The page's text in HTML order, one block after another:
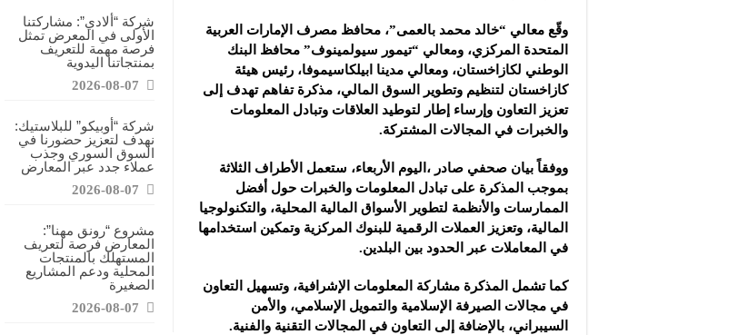
موقع “نيوز بيردز”: مشاركتنا في المعرض تهدف إلى الترويج للموقع وتعزيز حضوره الإعلامي
شركة “قمم الجودة للمعدات الصناعية”: شاركنا بالمعرض لدعم مرحلة إعادة الإعمار في سوريا
شركة “ألادي”: مشاركتنا
الأولى في المعرض تمثل
فرصة مهمة للتعريف
بمنتجاتنا اليدوية
2026-08-07
شركة “أوبيكو” للبلاستيك:
نهدف لتعزيز حضورنا في
السوق السوري وجذب
عملاء جدد عبر المعارض
2026-08-07
مشروع “رونق مهنا”:
المعارض فرصة لتعريف
المستهلك بالمنتجات
المحلية ودعم المشاريع
الصغيرة
2026-08-07
وقّع معالي “خالد محمد بالعمى”، محافظ مصرف الإمارات العربية
المتحدة المركزي، ومعالي “تيمور سيولمينوف” محافظ البنك
الوطني لكازاخستان، ومعالي مدينا ابيلكاسيموفا، رئيس هيئة
كازاخستان لتنظيم وتطوير السوق المالي، مذكرة تفاهم تهدف إلى
تعزيز التعاون وإرساء إطار لتوطيد العلاقات وتبادل المعلومات
والخبرات في المجالات المشتركة.
ووفقاً بيان صحفي صادر ،اليوم الأربعاء، ستعمل الأطراف الثلاثة
بموجب المذكرة على تبادل المعلومات والخبرات حول أفضل
الممارسات والأنظمة لتطوير الأسواق المالية المحلية، والتكنولوجيا
المالية، وتعزيز العملات الرقمية للبنوك المركزية وتمكين استخدامها
في المعاملات عبر الحدود بين البلدين.
كما تشمل المذكرة مشاركة المعلومات الإشرافية، وتسهيل التعاون
في مجالات الصيرفة الإسلامية والتمويل الإسلامي، والأمن
السيبراني، بالإضافة إلى التعاون في المجالات التقنية والفنية.